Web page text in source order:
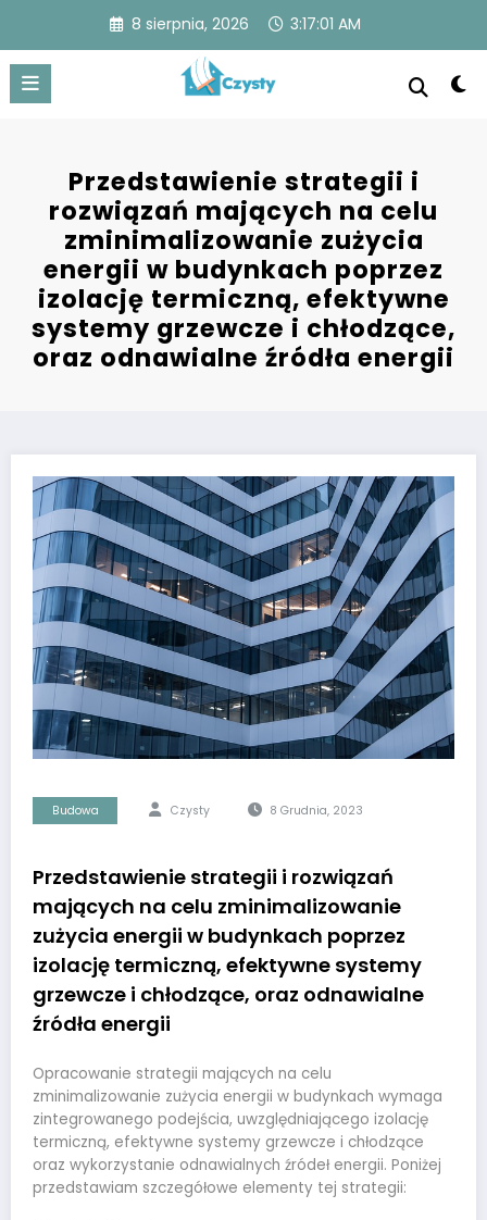
content
8 sierpnia, 2026 3:17:01 AM
Przedstawienie strategii i
rozwiązań mających na celu
zminimalizowanie zużycia
energii w budynkach poprzez
izolację termiczną, efektywne
systemy grzewcze i chłodzące,
oraz odnawialne źródła energii
Budowa Czysty 8 Grudnia, 2023
Przedstawienie strategii i rozwiązań
mających na celu zminimalizowanie
zużycia energii w budynkach poprzez
izolację termiczną, efektywne systemy
grzewcze i chłodzące, oraz odnawialne
źródła energii
Opracowanie strategii mających na celu
zminimalizowanie zużycia energii w budynkach wymaga
zintegrowanego podejścia, uwzględniającego izolację
termiczną, efektywne systemy grzewcze i chłodzące
oraz wykorzystanie odnawialnych źródeł energii. Poniżej
przedstawiam szczegółowe elementy tej strategii: